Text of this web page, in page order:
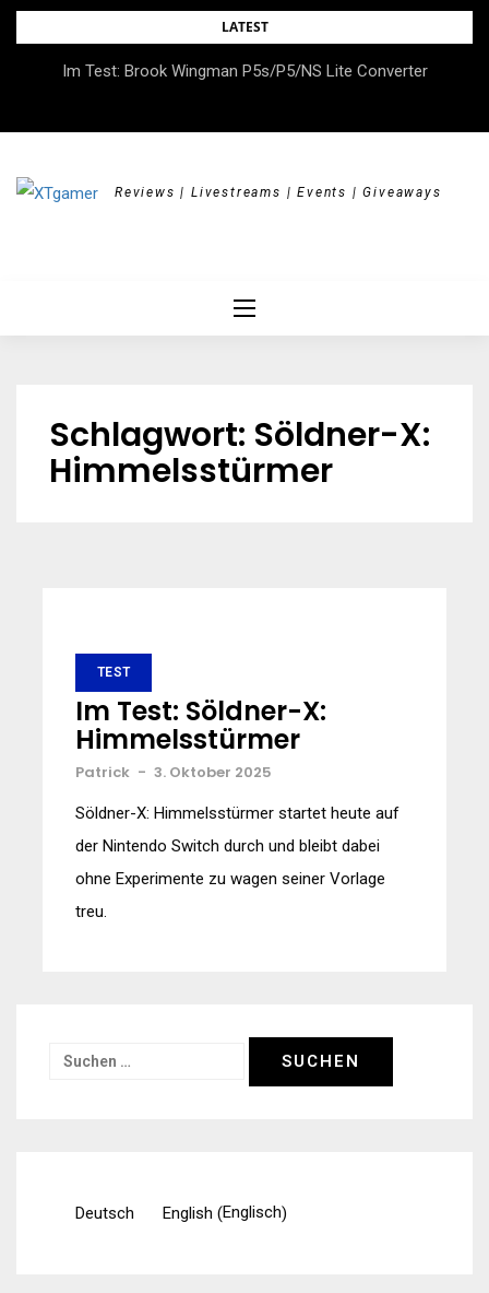
Skip
LATEST
Im Test: Brook Wingman P5s/P5/NS Lite Converter
DOK.fest München 2026 – Empowered, HerStory, Beyond
Reviews | Livestreams | Events | Giveaways
Schlagwort: Söldner-X:
Himmelsstürmer
TEST
Im Test: Söldner-X:
Himmelsstürmer
Patrick - 3. Oktober 2025
Söldner-X: Himmelsstürmer startet heute auf
der Nintendo Switch durch und bleibt dabei
ohne Experimente zu wagen seiner Vorlage
treu.
Suchen
Deutsch English (Englisch)